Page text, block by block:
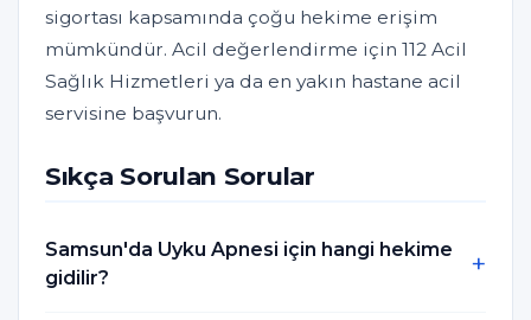
sigortası kapsamında çoğu hekime erişim
mümkündür. Acil değerlendirme için 112 Acil
Sağlık Hizmetleri ya da en yakın hastane acil
servisine başvurun.
Sıkça Sorulan Sorular
Samsun'da Uyku Apnesi için hangi hekime
gidilir?